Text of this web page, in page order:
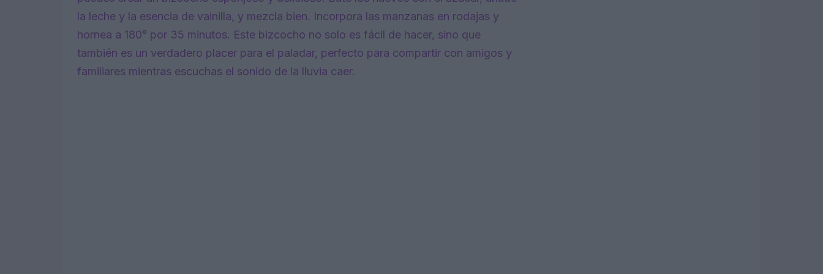
la leche y la esencia de vainilla, y mezcla bien. Incorpora las manzanas en rodajas y
hornea a 180° por 35 minutos. Este bizcocho no solo es fácil de hacer, sino que
también es un verdadero placer para el paladar, perfecto para compartir con amigos y
familiares mientras escuchas el sonido de la lluvia caer.